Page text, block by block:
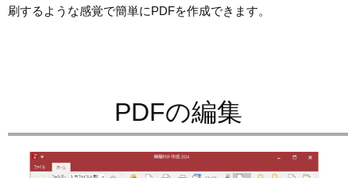
刷するような感覚で簡単にPDFを作成できます。
PDFの編集